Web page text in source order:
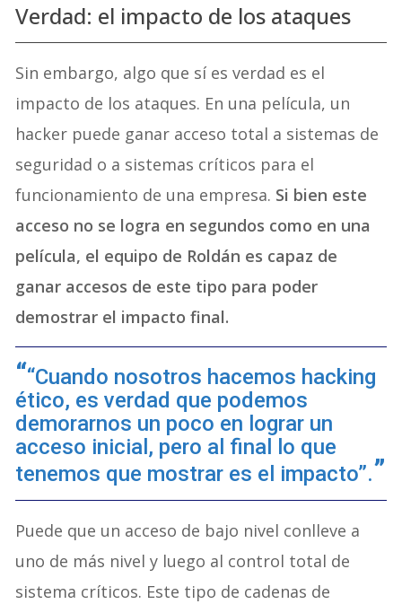
Verdad: el impacto de los ataques
Sin embargo, algo que sí es verdad es el
impacto de los ataques. En una película, un
hacker puede ganar acceso total a sistemas de
seguridad o a sistemas críticos para el
funcionamiento de una empresa. Si bien este
acceso no se logra en segundos como en una
película, el equipo de Roldán es capaz de
ganar accesos de este tipo para poder
demostrar el impacto final.
“Cuando nosotros hacemos hacking
ético, es verdad que podemos
demorarnos un poco en lograr un
acceso inicial, pero al final lo que
tenemos que mostrar es el impacto”.
Puede que un acceso de bajo nivel conlleve a
uno de más nivel y luego al control total de
sistema críticos. Este tipo de cadenas de